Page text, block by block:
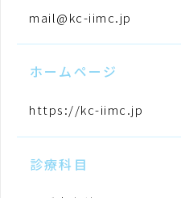
mail@kc-iimc.jp
ホームページ
https://kc-iimc.jp
診療科目